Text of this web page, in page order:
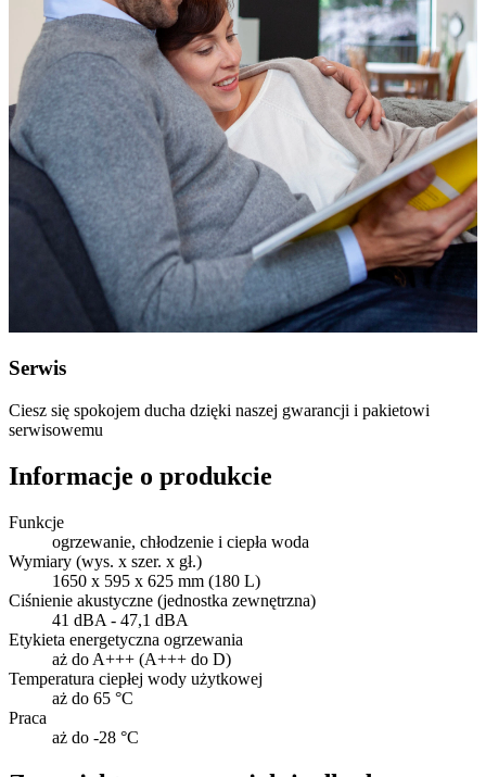
Serwis
Ciesz się spokojem ducha dzięki naszej gwarancji i pakietowi
serwisowemu
Informacje o produkcie
Funkcje
ogrzewanie, chłodzenie i ciepła woda
Wymiary (wys. x szer. x gł.)
1650 x 595 x 625 mm (180 L)
Ciśnienie akustyczne (jednostka zewnętrzna)
41 dBA - 47,1 dBA
Etykieta energetyczna ogrzewania
aż do A+++ (A+++ do D)
Temperatura ciepłej wody użytkowej
aż do 65 °C
Praca
aż do -28 °C